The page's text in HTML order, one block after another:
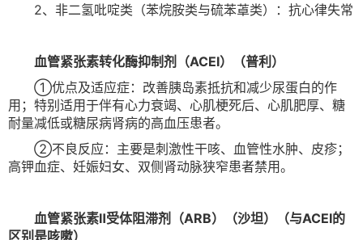
2、非二氢吡啶类（苯烷胺类与硫苯䓬类）：抗心律失常
血管紧张素转化酶抑制剂（ACEI）（普利）
①优点及适应症： 改善胰岛素抵抗和减少尿蛋白的作
用； 特别适用于伴有心力衰竭、心肌梗死后、心肌肥厚、糖
耐量减低或糖尿病肾病的高血压患者。
②不良反应： 主要是刺激性干咳、血管性水肿、皮疹；
高钾血症、妊娠妇女、双侧肾动脉狭窄患者禁用。
血管紧张素Ⅱ受体阻滞剂（ARB）（沙坦）（与ACEI的
区别是咳嗽）